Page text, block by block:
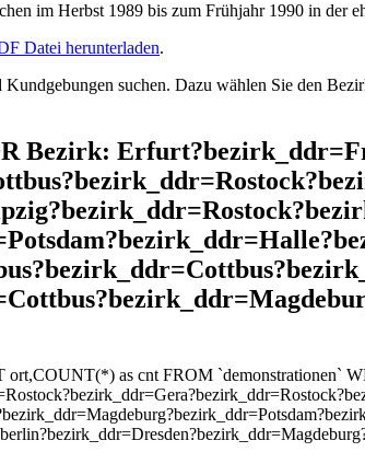
im Herbst 1989 bis zum Frühjahr 1990 in der
Datei herunterladen.
suchen. Dazu wählen Sie den
Bezirk:
ort,COUNT(*) as cnt FROM